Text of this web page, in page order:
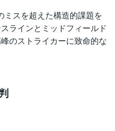
ミスを超えた構造的課題を
ラインとミッドフィールド
のストライカーに致命的な